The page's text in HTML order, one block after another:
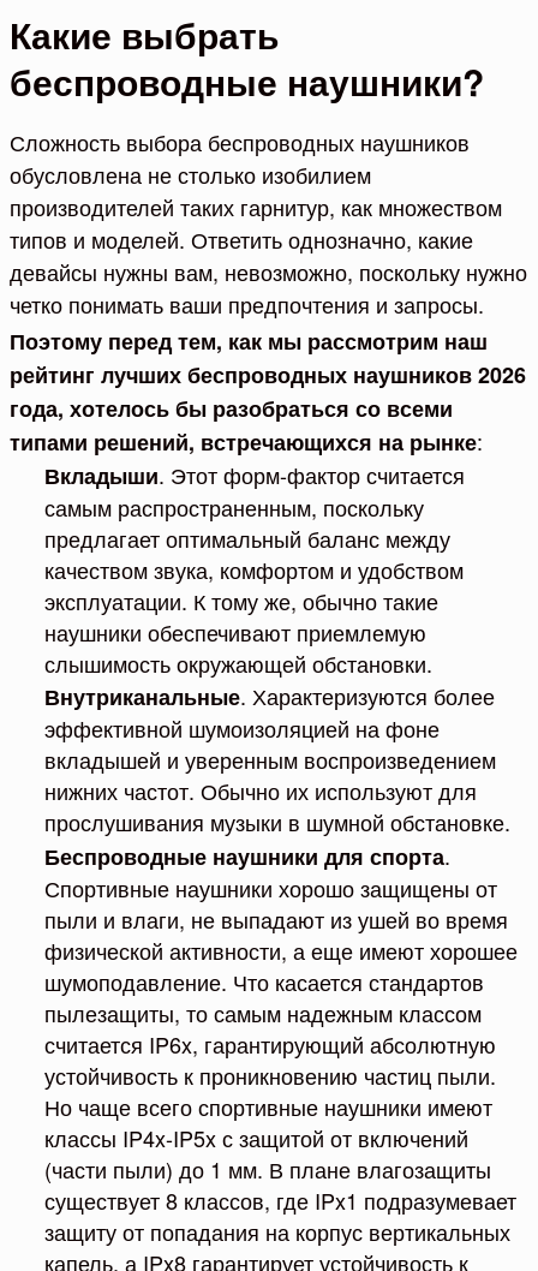
Какие выбрать
беспроводные наушники?
Сложность выбора беспроводных наушников
обусловлена не столько изобилием
производителей таких гарнитур, как множеством
типов и моделей. Ответить однозначно, какие
девайсы нужны вам, невозможно, поскольку нужно
четко понимать ваши предпочтения и запросы.
Поэтому перед тем, как мы рассмотрим наш
рейтинг лучших беспроводных наушников 2026
года, хотелось бы разобраться со всеми
типами решений, встречающихся на рынке:
Вкладыши. Этот форм-фактор считается
самым распространенным, поскольку
предлагает оптимальный баланс между
качеством звука, комфортом и удобством
эксплуатации. К тому же, обычно такие
наушники обеспечивают приемлемую
слышимость окружающей обстановки.
Внутриканальные. Характеризуются более
эффективной шумоизоляцией на фоне
вкладышей и уверенным воспроизведением
нижних частот. Обычно их используют для
прослушивания музыки в шумной обстановке.
Беспроводные наушники для спорта.
Спортивные наушники хорошо защищены от
пыли и влаги, не выпадают из ушей во время
физической активности, а еще имеют хорошее
шумоподавление. Что касается стандартов
пылезащиты, то самым надежным классом
считается IP6x, гарантирующий абсолютную
устойчивость к проникновению частиц пыли.
Но чаще всего спортивные наушники имеют
классы IP4x-IP5x с защитой от включений
(части пыли) до 1 мм. В плане влагозащиты
существует 8 классов, где IPx1 подразумевает
защиту от попадания на корпус вертикальных
капель, а IPx8 гарантирует устойчивость к